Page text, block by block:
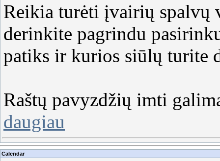
Reikia turėti įvairių spalvų
derinkite pagrindu
patiks ir kurios siūlų turite
Raštų pavyzdžių imti
daugiau
Calendar